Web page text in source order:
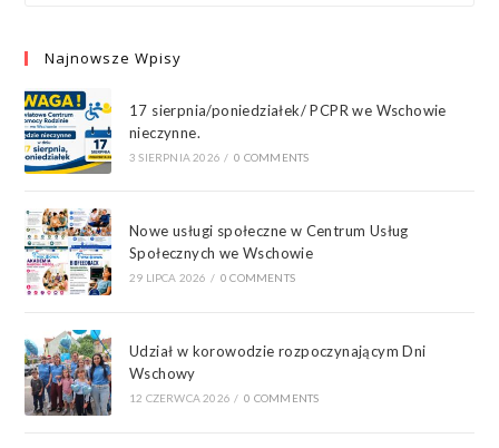
Najnowsze Wpisy
17 sierpnia/poniedziałek/ PCPR we Wschowie
nieczynne.
3 SIERPNIA 2026 / 0 COMMENTS
Nowe usługi społeczne w Centrum Usług
Społecznych we Wschowie
29 LIPCA 2026 / 0 COMMENTS
Udział w korowodzie rozpoczynającym Dni
Wschowy
12 CZERWCA 2026 / 0 COMMENTS